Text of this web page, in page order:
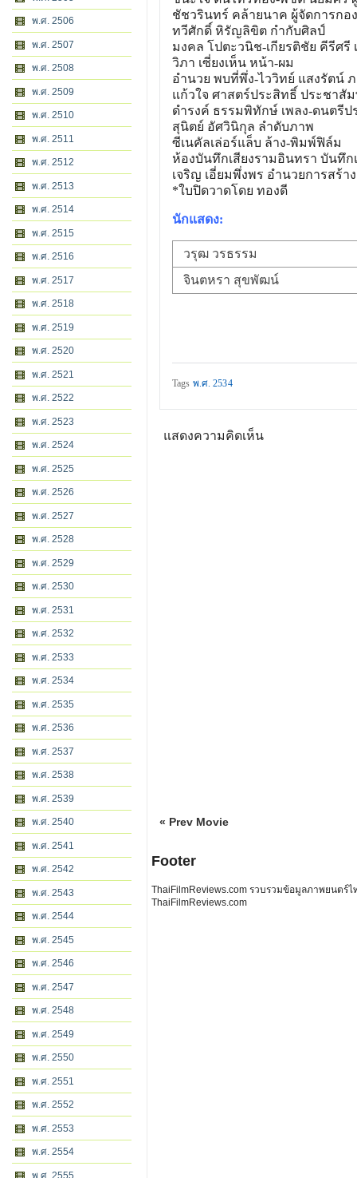
พ.ศ. 2506
พ.ศ. 2507
พ.ศ. 2508
พ.ศ. 2509
พ.ศ. 2510
พ.ศ. 2511
พ.ศ. 2512
พ.ศ. 2513
พ.ศ. 2514
พ.ศ. 2515
พ.ศ. 2516
พ.ศ. 2517
พ.ศ. 2518
พ.ศ. 2519
พ.ศ. 2520
พ.ศ. 2521
พ.ศ. 2522
พ.ศ. 2523
พ.ศ. 2524
พ.ศ. 2525
พ.ศ. 2526
พ.ศ. 2527
พ.ศ. 2528
พ.ศ. 2529
พ.ศ. 2530
พ.ศ. 2531
พ.ศ. 2532
พ.ศ. 2533
พ.ศ. 2534
พ.ศ. 2535
พ.ศ. 2536
พ.ศ. 2537
พ.ศ. 2538
พ.ศ. 2539
พ.ศ. 2540
พ.ศ. 2541
พ.ศ. 2542
พ.ศ. 2543
พ.ศ. 2544
พ.ศ. 2545
พ.ศ. 2546
พ.ศ. 2547
พ.ศ. 2548
พ.ศ. 2549
พ.ศ. 2550
พ.ศ. 2551
พ.ศ. 2552
พ.ศ. 2553
พ.ศ. 2554
พ.ศ. 2555
ชัชวรินทร์ คล้ายนาค ผู้จัดการกอ
ทวีศักดิ์ หิรัญลิขิต กำกับศิลป์
มงคล โปตะวนิช-เกียรติชัย คีรีศรี
วิภา เซี่ยงเห็น หน้า-ผม
อำนวย พบที่พึ่ง-ไววิทย์ แสงรัตน์
แก้วใจ ศาสตร์ประสิทธิ์ ประชาสั
ดำรงค์ ธรรมพิทักษ์ เพลง-ดนตรีป
สุนิตย์ อัศวินิกุล ลำดับภาพ
ซีเนคัลเล่อร์แล็บ ล้าง-พิมพ์ฟิล์ม
ห้องบันทึกเสียงรามอินทรา บันทึก
เจริญ เอี่ยมพึ่งพร อำนวยการสร้าง
*ใบปิดวาดโดย ทองดี
นักแสดง:
วรุฒ วรธรรม
จินตหรา สุขพัฒน์
Tags พ.ศ. 2534
แสดงความคิดเห็น
« Prev Movie
Footer
ThaiFilmReviews.com รวบรวมข้อมูลภาพยนตร์
ThaiFilmReviews.com